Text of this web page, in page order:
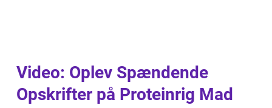
Video: Oplev Spændende
Opskrifter på Proteinrig Mad